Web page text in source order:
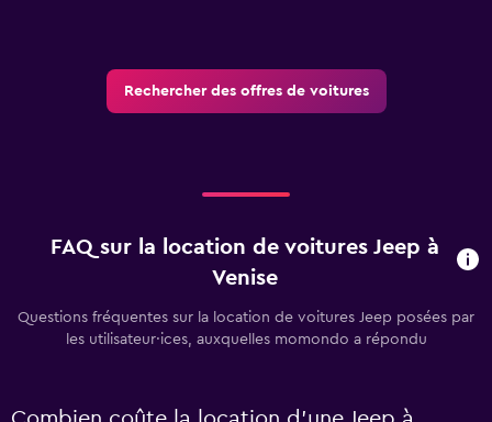
Rechercher des offres de voitures
FAQ sur la location de voitures Jeep à
Venise
Questions fréquentes sur la location de voitures Jeep posées par
les utilisateur·ices, auxquelles momondo a répondu